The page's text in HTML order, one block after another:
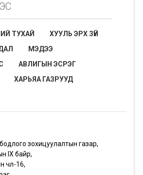
ТУХАЙ
ХУУЛЬ ЭРХ ЗҮЙ
МЭДЭЭ
АВЛИГЫН ЭСРЭГ
ХАРЬЯА ГАЗРУУД
бодлого зохицуулалтын газар,
IX байр,
16,